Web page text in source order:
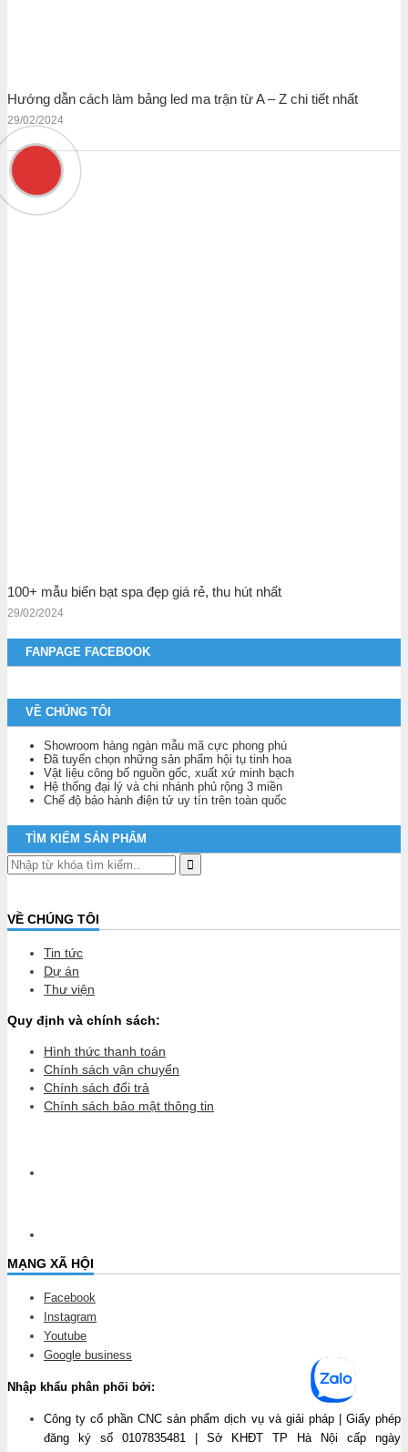
Hướng dẫn cách làm bảng led ma trận từ A – Z chi tiết nhất
29/02/2024
100+ mẫu biển bạt spa đẹp giá rẻ, thu hút nhất
29/02/2024
FANPAGE FACEBOOK
VỀ CHÚNG TÔI
Showroom hàng ngàn mẫu mã cực phong phú
Đã tuyển chọn những sản phẩm hội tụ tinh hoa
Vật liệu công bố nguồn gốc, xuất xứ minh bạch
Hệ thống đại lý và chi nhánh phủ rộng 3 miền
Chế độ bảo hành điện tử uy tín trên toàn quốc
TÌM KIẾM SẢN PHẨM
VỀ CHÚNG TÔI
Tin tức
Dự án
Thư viện
Quy định và chính sách:
Hình thức thanh toán
Chính sách vận chuyển
Chính sách đổi trả
Chính sách bảo mật thông tin
MẠNG XÃ HỘI
Facebook
Instagram
Youtube
Google business
Nhập khẩu phân phối bởi:
Công ty cổ phần CNC sản phẩm dịch vụ và giải pháp | Giấy phép
đăng ký số 0107835481 | Sở KHĐT TP Hà Nội cấp ngày